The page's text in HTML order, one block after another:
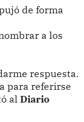
de forma
a los
respuesta.
para referirse
al Diario